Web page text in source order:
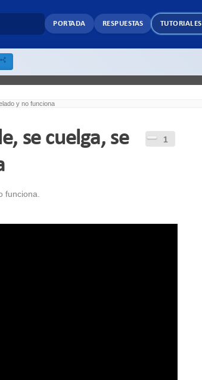
PORTADA RESPUESTAS TUTORIALES
y no funciona
1
se cuelga, se
funciona.